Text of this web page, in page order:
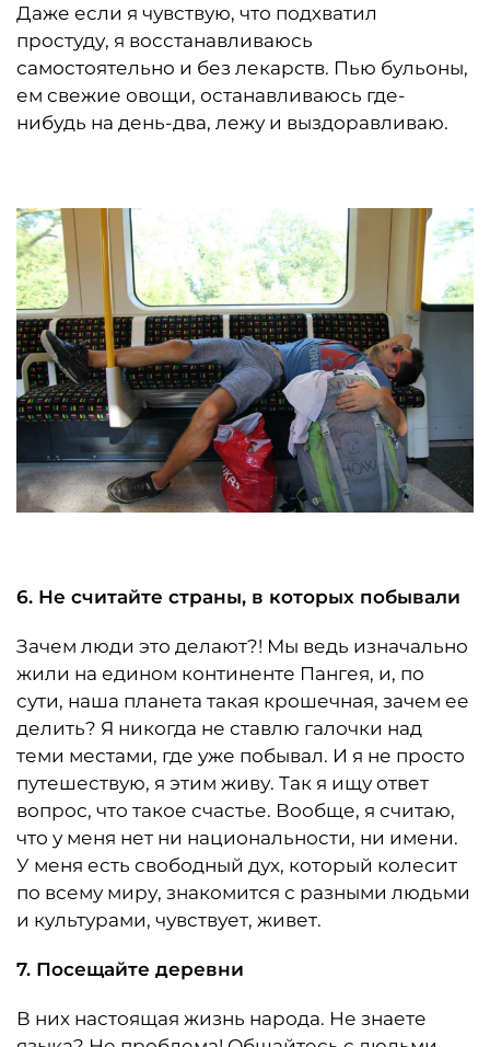
Даже если я чувствую, что подхватил
простуду, я восстанавливаюсь
самостоятельно и без лекарств. Пью бульоны,
ем свежие овощи, останавливаюсь где-
нибудь на день-два, лежу и выздоравливаю.
6. Не считайте страны, в которых побывали
Зачем люди это делают?! Мы ведь изначально
жили на едином континенте Пангея, и, по
сути, наша планета такая крошечная, зачем ее
делить? Я никогда не ставлю галочки над
теми местами, где уже побывал. И я не просто
путешествую, я этим живу. Так я ищу ответ
вопрос, что такое счастье. Вообще, я считаю,
что у меня нет ни национальности, ни имени.
У меня есть свободный дух, который колесит
по всему миру, знакомится с разными людьми
и культурами, чувствует, живет.
7. Посещайте деревни
В них настоящая жизнь народа. Не знаете